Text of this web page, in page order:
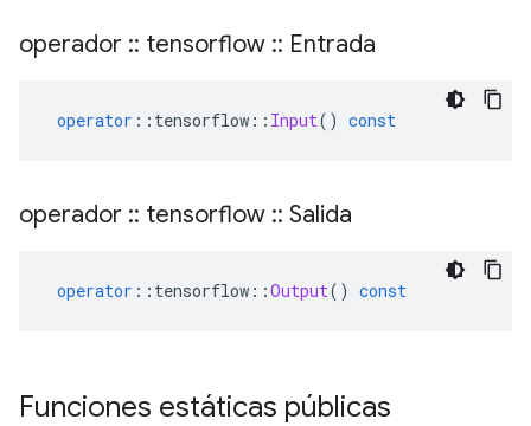
operador :: tensorflow :: Entrada
operator :: tensorflow :: Input() const
operador :: tensorflow :: Salida
operator :: tensorflow ::Output() const
Funciones estáticas públicas